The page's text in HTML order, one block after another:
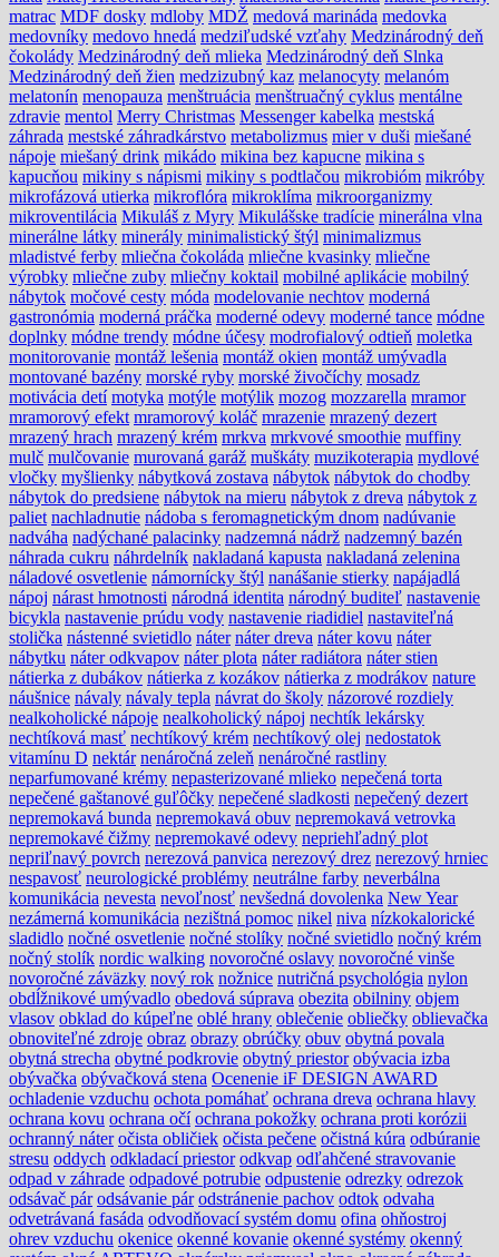
matrac MDF dosky mdloby MDŽ medová marináda medovka
medovníky medovo hnedá medziľudské vzťahy Medzinárodný deň
čokolády Medzinárodný deň mlieka Medzinárodný deň Slnka
Medzinárodný deň žien medzizubný kaz melanocyty melanóm
melatonín menopauza menštruácia menštruačný cyklus mentálne
zdravie mentol Merry Christmas Messenger kabelka mestská
záhrada mestské záhradkárstvo metabolizmus mier v duši miešané
nápoje miešaný drink mikádo mikina bez kapucne mikina s
kapucňou mikiny s nápismi mikiny s podtlačou mikrobióm mikróby
mikrofázová utierka mikroflóra mikroklíma mikroorganizmy
mikroventilácia Mikuláš z Myry Mikulášske tradície minerálna vlna
minerálne látky minerály minimalistický štýl minimalizmus
mladistvé ferby mliečna čokoláda mliečne kvasinky mliečne
výrobky mliečne zuby mliečny koktail mobilné aplikácie mobilný
nábytok močové cesty móda modelovanie nechtov moderná
gastronómia moderná práčka moderné odevy moderné tance módne
doplnky módne trendy módne účesy modrofialový odtieň moletka
monitorovanie montáž lešenia montáž okien montáž umývadla
montované bazény morské ryby morské živočíchy mosadz
motivácia detí motyka motýle motýlik mozog mozzarella mramor
mramorový efekt mramorový koláč mrazenie mrazený dezert
mrazený hrach mrazený krém mrkva mrkvové smoothie muffiny
mulč mulčovanie murovaná garáž muškáty muzikoterapia mydlové
vločky myšlienky nábytková zostava nábytok nábytok do chodby
nábytok do predsiene nábytok na mieru nábytok z dreva nábytok z
paliet nachladnutie nádoba s feromagnetickým dnom nadúvanie
nadváha nadýchané palacinky nadzemná nádrž nadzemný bazén
náhrada cukru náhrdelník nakladaná kapusta nakladaná zelenina
náladové osvetlenie námornícky štýl nanášanie stierky napájadlá
nápoj nárast hmotnosti národná identita národný buditeľ nastavenie
bicykla nastavenie prúdu vody nastavenie riadidiel nastaviteľná
stolička nástenné svietidlo náter náter dreva náter kovu náter
nábytku náter odkvapov náter plota náter radiátora náter stien
nátierka z dubákov nátierka z kozákov nátierka z modrákov nature
náušnice návaly návaly tepla návrat do školy názorové rozdiely
nealkoholické nápoje nealkoholický nápoj nechtík lekársky
nechtíková masť nechtíkový krém nechtíkový olej nedostatok
vitamínu D nektár nenáročná zeleň nenáročné rastliny
neparfumované krémy nepasterizované mlieko nepečená torta
nepečené gaštanové guľôčky nepečené sladkosti nepečený dezert
nepremokavá bunda nepremokavá obuv nepremokavá vetrovka
nepremokavé čižmy nepremokavé odevy nepriehľadný plot
nepriľnavý povrch nerezová panvica nerezový drez nerezový hrniec
nespavosť neurologické problémy neutrálne farby neverbálna
komunikácia nevesta nevoľnosť nevšedná dovolenka New Year
nezámerná komunikácia nezištná pomoc nikel niva nízkokalorické
sladidlo nočné osvetlenie nočné stolíky nočné svietidlo nočný krém
nočný stolík nordic walking novoročné oslavy novoročné vinše
novoročné záväzky nový rok nožnice nutričná psychológia nylon
obdĺžnikové umývadlo obedová súprava obezita obilniny objem
vlasov obklad do kúpeľne oblé hrany oblečenie obliečky oblievačka
obnoviteľné zdroje obraz obrazy obrúčky obuv obytná povala
obytná strecha obytné podkrovie obytný priestor obývacia izba
obývačka obývačková stena Ocenenie iF DESIGN AWARD
ochladenie vzduchu ochota pomáhať ochrana dreva ochrana hlavy
ochrana kovu ochrana očí ochrana pokožky ochrana proti korózii
ochranný náter očista obličiek očista pečene očistná kúra odbúranie
stresu oddych odkladací priestor odkvap odľahčené stravovanie
odpad v záhrade odpadové potrubie odpustenie odrezky odrezok
odsávač pár odsávanie pár odstránenie pachov odtok odvaha
odvetrávaná fasáda odvodňovací systém domu ofina ohňostroj
ohrev vzduchu okenice okenné kovanie okenné systémy okenný